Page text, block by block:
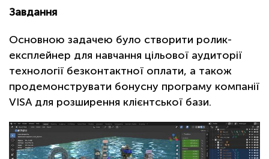
Завдання
Основною задачею було створити ролик-
експлейнер для навчання цільової аудиторії
технології безконтактної оплати, а також
продемонструвати бонусну програму компанії
VISA для розширення клієнтської бази.